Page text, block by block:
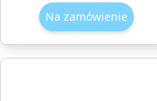
Na zamówienie